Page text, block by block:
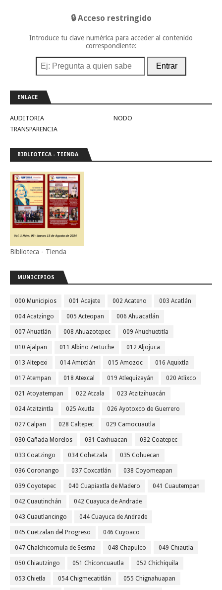
🔒 Acceso restringido
Introduce tu clave numérica para acceder al contenido
correspondiente:
Entrar
ENLACE
AUDITORIA
NODO
TRANSPARENCIA
BIBLIOTECA - TIENDA
Biblioteca - Tienda
MUNICIPIOS
000 Municipios 001 Acajete 002 Acateno 003 Acatlán
004 Acatzingo 005 Acteopan 006 Ahuacatlán
007 Ahuatlán 008 Ahuazotepec 009 Ahuehuetitla
010 Ajalpan 011 Albino Zertuche 012 Aljojuca
013 Altepexi 014 Amixtlán 015 Amozoc 016 Aquixtla
017 Atempan 018 Atexcal 019 Atlequizayán 020 Atlixco
021 Atoyatempan 022 Atzala 023 Atzitzihuacán
024 Atzitzintla 025 Axutla 026 Ayotoxco de Guerrero
027 Calpan 028 Caltepec 029 Camocuautla
030 Cañada Morelos 031 Caxhuacan 032 Coatepec
033 Coatzingo 034 Cohetzala 035 Cohuecan
036 Coronango 037 Coxcatlán 038 Coyomeapan
039 Coyotepec 040 Cuapiaxtla de Madero 041 Cuautempan
042 Cuautinchán 042 Cuayuca de Andrade
043 Cuautlancingo 044 Cuayuca de Andrade
045 Cuetzalan del Progreso 046 Cuyoaco
047 Chalchicomula de Sesma 048 Chapulco 049 Chiautla
050 Chiautzingo 051 Chiconcuautla 052 Chichiquila
053 Chietla 054 Chigmecatitlán 055 Chignahuapan